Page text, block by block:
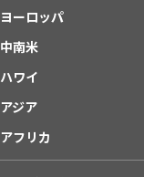
ヨーロッパ
中南米
ハワイ
アジア
アフリカ